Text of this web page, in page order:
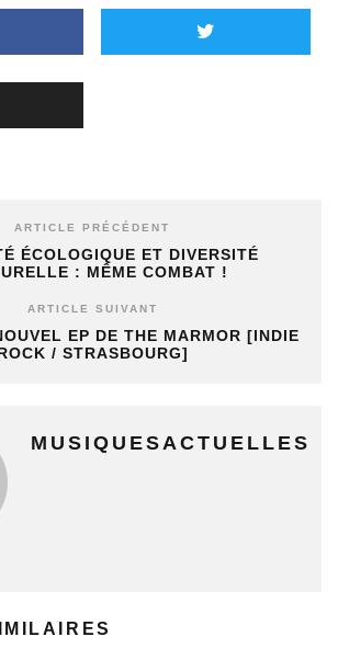
ARTICLE PRÉCÉDENT
ÉCOLOGIQUE ET DIVERSITÉ
: MÊME COMBAT !
ARTICLE SUIVANT
EP DE THE MARMOR [INDIE
/ STRASBOURG]
MUSIQUESACTUELLES